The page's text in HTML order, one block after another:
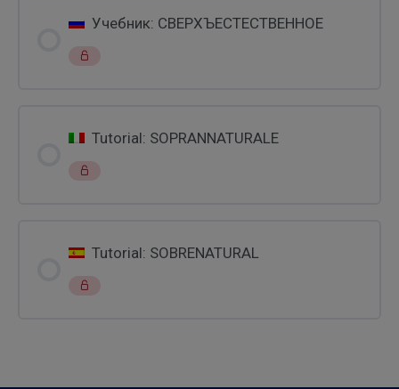
Учебник: СВЕРХЪЕСТЕСТВЕННОЕ
Tutorial: SOPRANNATURALE
Tutorial: SOBRENATURAL